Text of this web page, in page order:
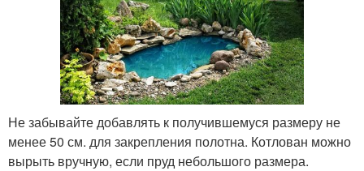
Не забывайте добавлять к получившемуся размеру не
менее 50 см. для закрепления полотна. Котлован можно
вырыть вручную, если пруд небольшого размера.